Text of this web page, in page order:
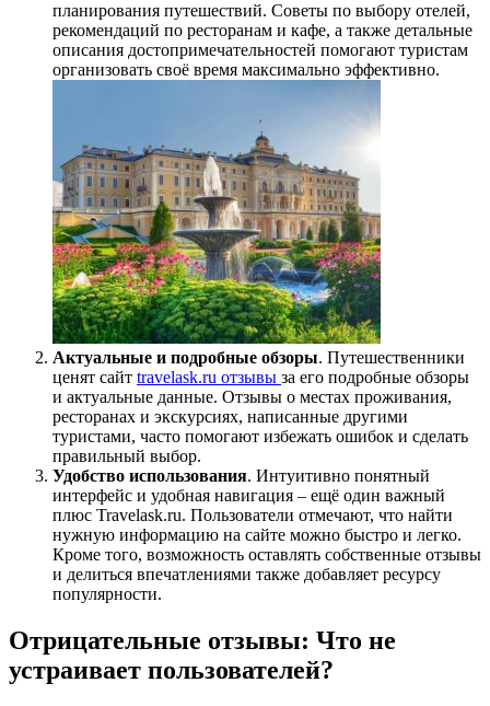
планирования путешествий. Советы по выбору отелей,
рекомендаций по ресторанам и кафе, а также детальные
описания достопримечательностей помогают туристам
организовать своё время максимально эффективно.
Актуальные и подробные обзоры. Путешественники
ценят сайт travelask.ru отзывы за его подробные обзоры
и актуальные данные. Отзывы о местах проживания,
ресторанах и экскурсиях, написанные другими
туристами, часто помогают избежать ошибок и сделать
правильный выбор.
Удобство использования. Интуитивно понятный
интерфейс и удобная навигация – ещё один важный
плюс Travelask.ru. Пользователи отмечают, что найти
нужную информацию на сайте можно быстро и легко.
Кроме того, возможность оставлять собственные отзывы
и делиться впечатлениями также добавляет ресурсу
популярности.
Отрицательные отзывы: Что не
устраивает пользователей?